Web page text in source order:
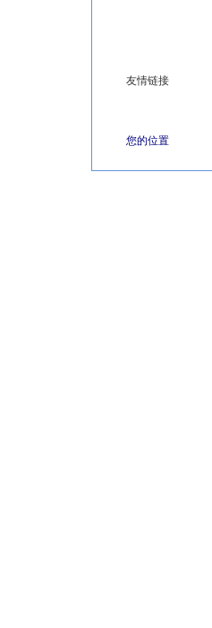
友情链接
您的位置